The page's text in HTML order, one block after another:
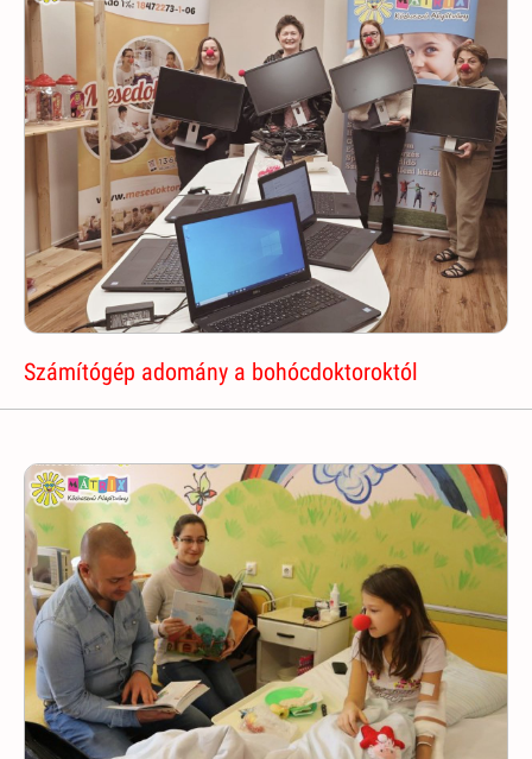
Számítógép adomány a bohócdoktoroktól